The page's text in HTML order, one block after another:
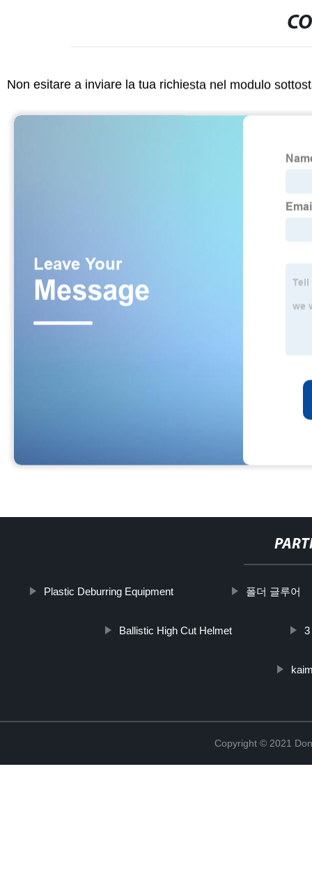
Non esitare a inviare la tua richiesta nel modulo
Plastic Deburring Equipment 폴더 글루어
Ballistic High Cut Helmet
Copyright © 2021